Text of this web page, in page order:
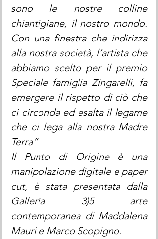
sono le nostre colline
chiantigiane, il nostro mondo.
Con una finestra che indirizza
alla nostra società, l’artista che
abbiamo scelto per il premio
Speciale famiglia Zingarelli, fa
emergere il rispetto di ciò che
ci circonda ed esalta il legame
che ci lega alla nostra Madre
Terra”.
Il Punto di Origine è una
manipolazione digitale e paper
cut, è stata presentata dalla
Galleria 3)5 arte
contemporanea di Maddalena
Mauri e Marco Scopigno.